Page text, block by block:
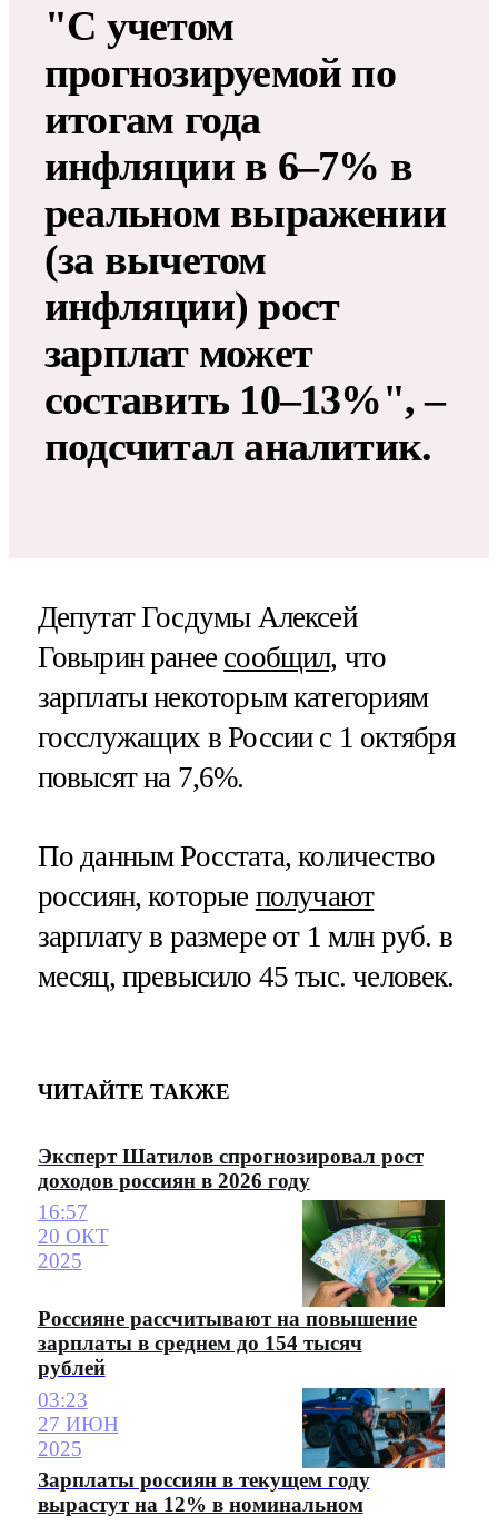
"С учетом
прогнозируемой по
итогам года
инфляции в 6–7% в
реальном выражении
(за вычетом
инфляции) рост
зарплат может
составить 10–13%", –
подсчитал аналитик.
Депутат Госдумы Алексей
Говырин ранее сообщил, что
зарплаты некоторым категориям
госслужащих в России с 1 октября
повысят на 7,6%.
По данным Росстата, количество
россиян, которые получают
зарплату в размере от 1 млн руб. в
месяц, превысило 45 тыс. человек.
ЧИТАЙТЕ ТАКЖЕ
Эксперт Шатилов спрогнозировал рост
доходов россиян в 2026 году
16:57
20 ОКТ
2025
Россияне рассчитывают на повышение
зарплаты в среднем до 154 тысяч
рублей
03:23
27 ИЮН
2025
Зарплаты россиян в текущем году
вырастут на 12% в номинальном